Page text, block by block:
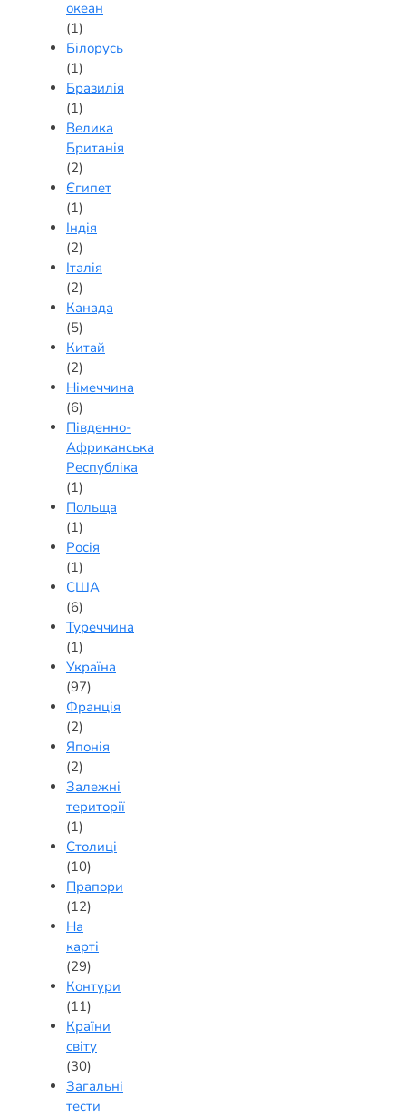
океан
(1)
Білорусь
(1)
Бразилія
(1)
Велика
Британія
(2)
Єгипет
(1)
Індія
(2)
Італія
(2)
Канада
(5)
Китай
(2)
Німеччина
(6)
Південно-
Африканська
Республіка
(1)
Польща
(1)
Росія
(1)
США
(6)
Туреччина
(1)
Україна
(97)
Франція
(2)
Японія
(2)
Залежні
території
(1)
Столиці
(10)
Прапори
(12)
На
карті
(29)
Контури
(11)
Країни
світу
(30)
Загальні
тести